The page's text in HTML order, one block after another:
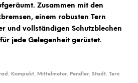
Zusammen mit den
einem robusten Tern
und vollständigen Schutzblechen
jede Gelegenheit gerüstet.
, Kompakt, Mittelmotor, Pendler, Stadt, Tern